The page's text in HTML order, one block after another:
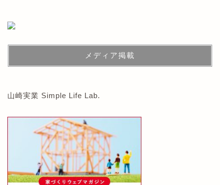
メディア掲載
山崎実業 Simple Life Lab.